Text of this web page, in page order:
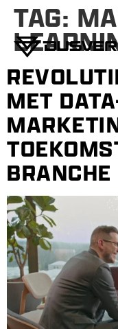
TAG:
MET
BRANCHE